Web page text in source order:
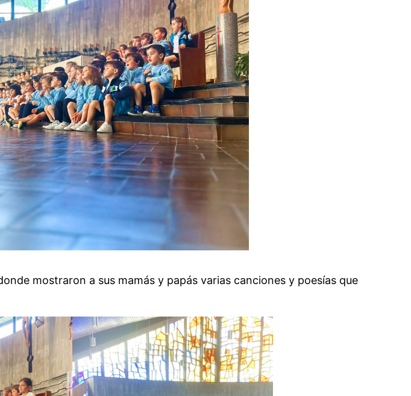
mostraron a sus mamás y papás varias canciones y poesías que